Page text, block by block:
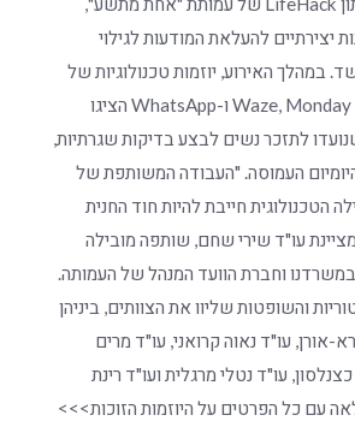
יצירתיים להעלאת המודעות לגילוי
במהלך האירוע, יוזמות טכנולוגיות של
חברות מובילות כמו Waze, Monday ו-WhatsApp הציגו
לתזכר נשים לבצע בדיקות שגרתיות,
העמוסה. "העבודה המשותפת של
הטכנולוגית חייבת להיות חוד החנית
עו"ד שירי שחם, שותפה מובילה
וחברת הוועד המנהל של העמותה.
והשופטות שליוו את הצוותים, ביניהן
אורן, עו"ד נאוה קרואני, עו"ד מרים
עו"ד נטלי מרגלית ועו"ד רינת
עם כל הפרטים על היוזמות הזוכות>>>